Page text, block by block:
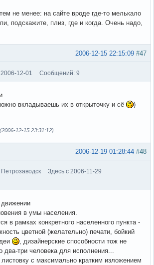
не менее: на сайте вроде где-то мелькало
подскажите, плиз, где и когда. Очень надо,
#47
2006-12-15 22:15:09
12-01 Сообщений: 9
вкладываешь их в открыточку и сё
)
12-15 23:31:12)
#48
2006-12-19 01:28:44
Здесь с 2006-11-29
в умы населения.
в рамках конкретного населенного пункта -
цветной (желательно) печати, бойкий
, дизайнерские способности тож не
два-три человека для исполнения...
с максимально кратким изложением